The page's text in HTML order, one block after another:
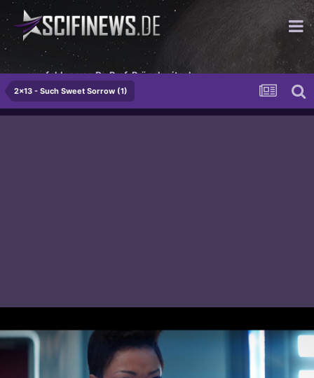
...empfohlen von Dr. Prof. Prügelpeitsch
2x13 - Such Sweet Sorrow (1)